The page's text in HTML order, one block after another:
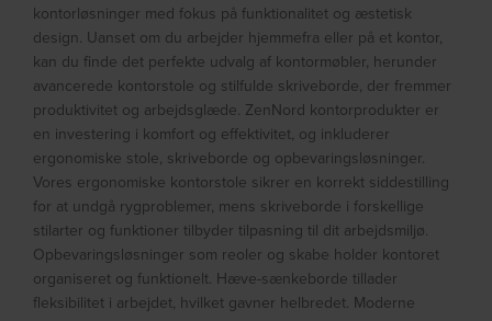
kontorløsninger med fokus på funktionalitet og æstetisk
design. Uanset om du arbejder hjemmefra eller på et kontor,
kan du finde det perfekte udvalg af kontormøbler, herunder
avancerede kontorstole og stilfulde skriveborde, der fremmer
produktivitet og arbejdsglæde. ZenNord kontorprodukter er
en investering i komfort og effektivitet, og inkluderer
ergonomiske stole, skriveborde og opbevaringsløsninger.
Vores ergonomiske kontorstole sikrer en korrekt siddestilling
for at undgå rygproblemer, mens skriveborde i forskellige
stilarter og funktioner tilbyder tilpasning til dit arbejdsmiljø.
Opbevaringsløsninger som reoler og skabe holder kontoret
organiseret og funktionelt. Hæve-sænkeborde tillader
fleksibilitet i arbejdet, hvilket gavner helbredet. Moderne